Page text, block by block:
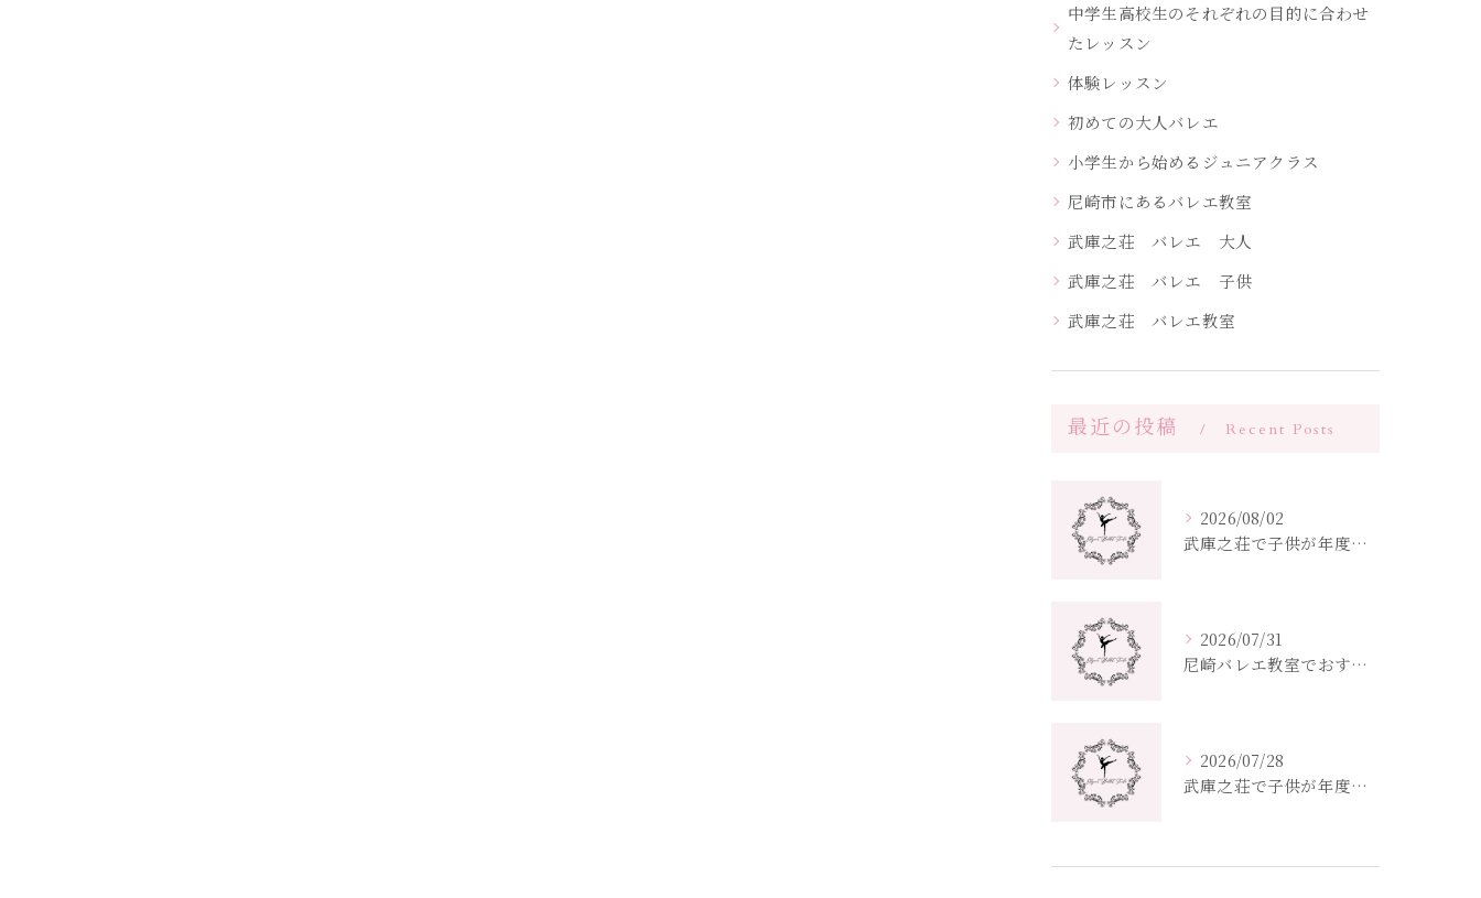
中学生高校生のそれぞれの目的に合わせ
たレッスン
体験レッスン
初めての大人バレエ
小学生から始めるジュニアクラス
尼崎市にあるバレエ教室
武庫之荘 バレエ 大人
武庫之荘 バレエ 子供
武庫之荘 バレエ教室
最近の投稿 Recent Posts
2026/08/02
武庫之荘で子供が年度から始めるバレエ教室選びとクラス編成ポイント
2026/07/31
尼崎バレエ教室でおすすめ兵庫県の選び方と子供大人向け通いやすさ比較
2026/07/28
武庫之荘で子供が年度ごとに通えるバレエ教室選びガイド